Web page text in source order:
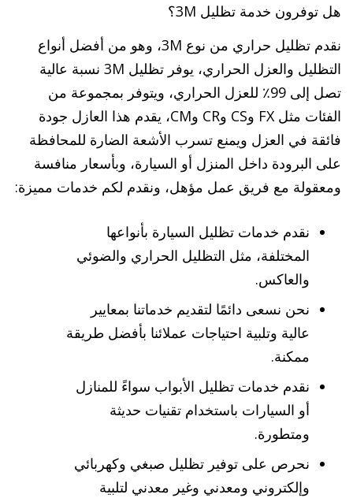
هل توفرون خدمة تظليل 3M؟
نقدم تظليل حراري من نوع 3M، وهو من أفضل أنواع
التظليل والعزل الحراري، يوفر تظليل 3M نسبة عالية
تصل إلى 99٪ للعزل الحراري، ويتوفر بمجموعة من
الفئات مثل FX وCS وCR وCM، يقدم هذا العازل جودة
فائقة في العزل ويمنع تسرب الأشعة الضارة للمحافظة
على البرودة داخل المنزل أو السيارة، وبأسعار منافسة
ومعقولة مع فريق عمل مؤهل، ونقدم لكم خدمات مميزة:
نقدم خدمات تظليل السيارة بأنواعها
المختلفة، مثل التظليل الحراري والضوئي
والعاكس.
نحن نسعى دائمًا لتقديم خدماتنا بمعايير
عالية وتلبية احتياجات عملائنا بأفضل طريقة
ممكنة.
نقدم خدمات تظليل الأبواب سواءً للمنازل
أو السيارات باستخدام تقنيات حديثة
ومتطورة.
نحرص على توفير تظليل صبغي وكهربائي
وإلكتروني ومعدني وغير معدني لتلبية